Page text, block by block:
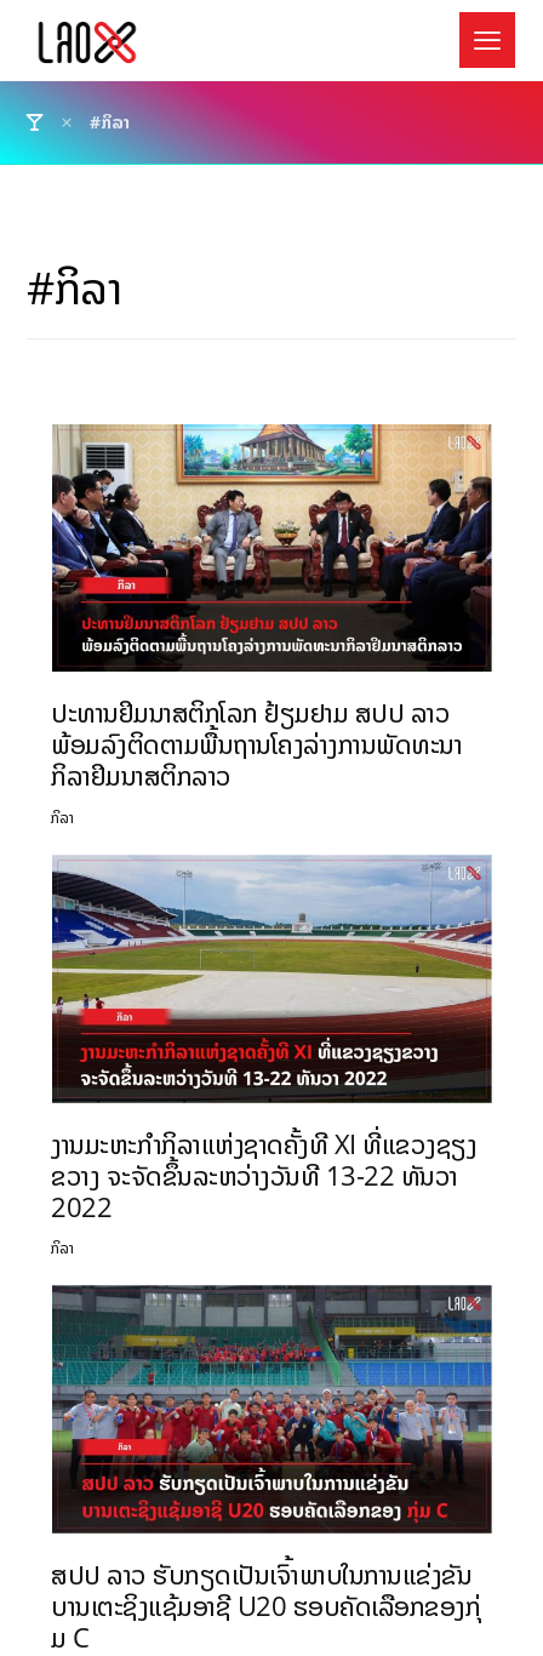
#ກິລາ
#ກິລາ
ປະທານຢິມນາສຕິກໂລກ ຢ້ຽມຢາມ ສປປ ລາວ
ພ້ອມລົງຕິດຕາມພື້ນຖານໂຄງລ່າງການພັດທະນາ
ກິລາຢິມນາສຕິກລາວ
ກິລາ
ງານມະຫະກຳກິລາແຫ່ງຊາດຄັ້ງທີ XI ທີ່ແຂວງຊຽງ
ຂວາງ ຈະຈັດຂຶ້ນລະຫວ່າງວັນທີ 13-22 ທັນວາ
2022
ກິລາ
ສປປ ລາວ ຮັບກຽດເປັນ​ເຈົ້າ​ພາບໃນການແຂ່ງຂັນ
ບານເຕະຊິງແຊ້ມອາຊີ U20 ຮອບຄັດເລືອກຂອງກຸ່​
ມ C